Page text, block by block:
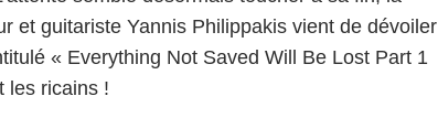
et guitariste Yannis Philippakis vient de dévoiler
« Everything Not Saved Will Be Lost Part 1
les ricains !